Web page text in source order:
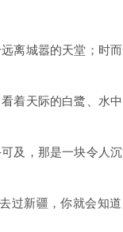
离城嚣的天堂；时
着天际的白鹭、水
及，那是一块令人
过新疆，你就会知